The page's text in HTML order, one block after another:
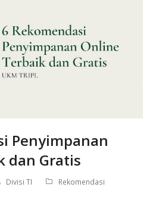
Penyimpanan
dan Gratis
Divisi TI
Rekomendasi